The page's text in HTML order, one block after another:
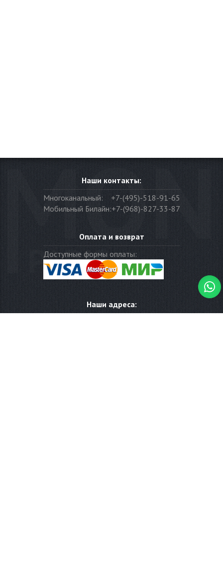
Наши контакты:
Многоканальный:
+7-(495)-518-91-65
Мобильный Билайн:+7-(968)-827-33-87
Оплата и возврат
Доступные формы оплаты:
Наши адреса: